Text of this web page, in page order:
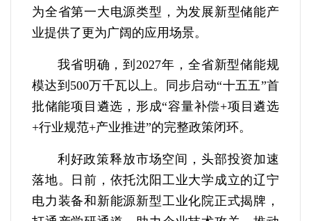
为全省第一大电源类型，为发展新型储能产
业提供了更为广阔的应用场景。
我省明确，到2027年，全省新型储能规
模达到500万千瓦以上。同步启动“十五五”首
批储能项目遴选，形成“容量补偿+项目遴选
+行业规范+产业推进”的完整政策闭环。
利好政策释放市场空间，头部投资加速
落地。日前，依托沈阳工业大学成立的辽宁
电力装备和新能源新型工业化院正式揭牌，